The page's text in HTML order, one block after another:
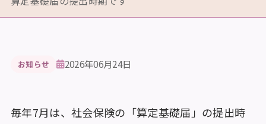
お知らせ 2026年06月24日
毎年7月は、社会保険の「算定基礎届」の提出時